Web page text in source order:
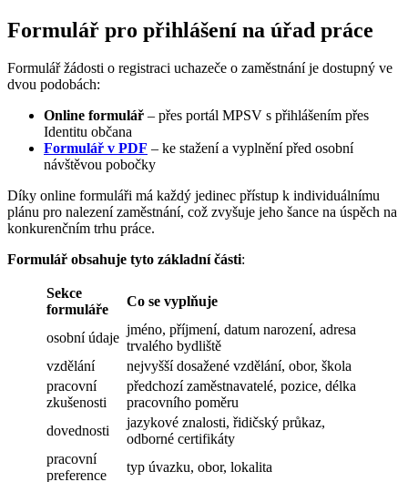
Formulář pro přihlášení na úřad práce
Formulář žádosti o registraci uchazeče o zaměstnání je dostupný ve
dvou podobách:
Online formulář – přes portál MPSV s přihlášením přes
Identitu občana
Formulář v PDF – ke stažení a vyplnění před osobní
návštěvou pobočky
Díky online formuláři má každý jedinec přístup k individuálnímu
plánu pro nalezení zaměstnání, což zvyšuje jeho šance na úspěch na
konkurenčním trhu práce.
Formulář obsahuje tyto základní části:
Sekce
formuláře
Co se vyplňuje
osobní údaje
jméno, příjmení, datum narození, adresa
trvalého bydliště
vzdělání
nejvyšší dosažené vzdělání, obor, škola
pracovní
zkušenosti
předchozí zaměstnavatelé, pozice, délka
pracovního poměru
dovednosti
jazykové znalosti, řidičský průkaz,
odborné certifikáty
pracovní
preference
typ úvazku, obor, lokalita